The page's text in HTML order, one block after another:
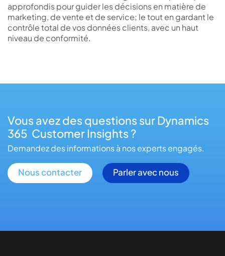
approfondis pour guider les décisions en matière de
marketing, de vente et de service; le tout en gardant le
contrôle total de vos données clients, avec un haut
niveau de conformité.
Vous avez des questions sur Dynamics
365 Customer Insights ?
Demandez des informations à nos experts engagés.
Nous contacter Parler avec nous